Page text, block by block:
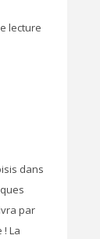
lecture
dans
par
La